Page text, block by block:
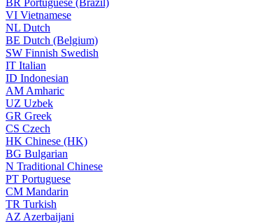
BR Portuguese (Brazil)
VI Vietnamese
NL Dutch
BE Dutch (Belgium)
SW Finnish Swedish
IT Italian
ID Indonesian
AM Amharic
UZ Uzbek
GR Greek
CS Czech
HK Chinese (HK)
BG Bulgarian
N Traditional Chinese
PT Portuguese
CM Mandarin
TR Turkish
AZ Azerbaijani